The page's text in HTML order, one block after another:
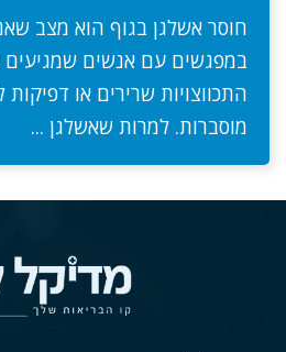
חוסר אשלגן בגוף הוא מצב
במפגשים עם אנשים
התכווצויות שרירים או
מוסברות. למרות שאשלגן ...